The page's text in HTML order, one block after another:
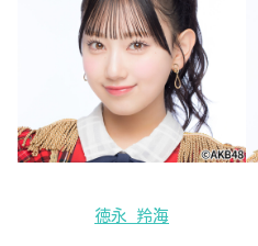
徳永 羚海